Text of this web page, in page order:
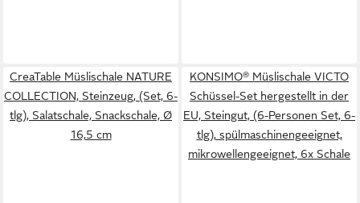
CreaTable Müslischale NATURE
COLLECTION, Steinzeug, (Set, 6-
tlg), Salatschale, Snackschale, Ø
16,5 cm
KONSIMO® Müslischale VICTO
Schüssel-Set hergestellt in der
EU, Steingut, (6-Personen Set, 6-
tlg), spülmaschinengeeignet,
mikrowellengeeignet, 6x Schale